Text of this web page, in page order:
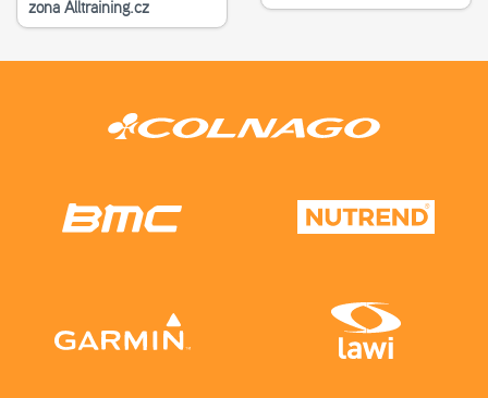
zona Alltraining.cz